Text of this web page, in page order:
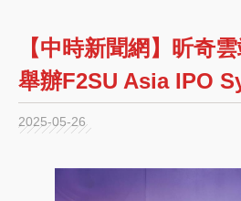
【中時新聞網】昕奇
舉辦F2SU Asia IPO
2025-05-26